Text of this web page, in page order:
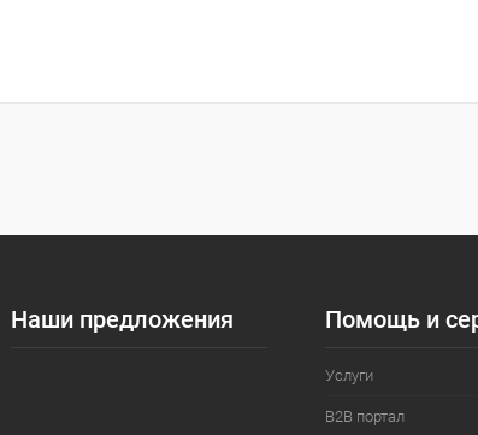
Купить в 1 клик Сравнение
Наши предложения Помощь и
Услуги
B2B портал